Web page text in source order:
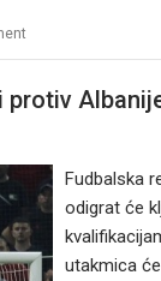
protiv
Fudbalska
odigrat će
utakmica